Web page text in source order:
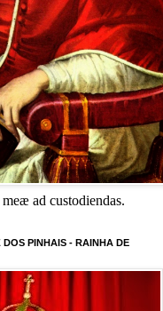
ad custodiendas.
PINHAIS - RAINHA DE